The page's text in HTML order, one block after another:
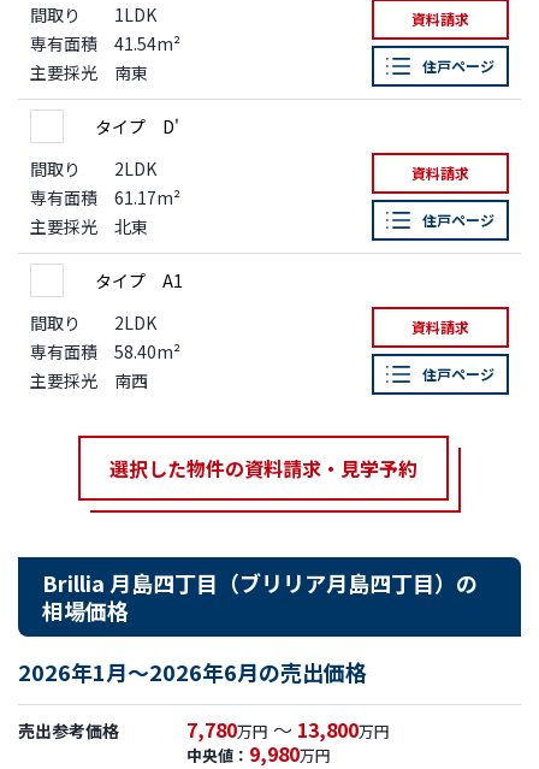
間取り
1LDK
専有面積
41.54m²
主要採光
南東
資料請求
住戸ページ
タイプ D'
間取り
2LDK
専有面積
61.17m²
主要採光
北東
資料請求
住戸ページ
タイプ A1
間取り
2LDK
専有面積
58.40m²
主要採光
南西
資料請求
住戸ページ
選択した物件の資料請求・見学予約
Brillia 月島四丁目（ブリリア月島四丁目）の
相場価格
2026年1月～2026年6月の売出価格
売出参考価格 7,780万円 ～ 13,800万円
中央値： 9,980万円